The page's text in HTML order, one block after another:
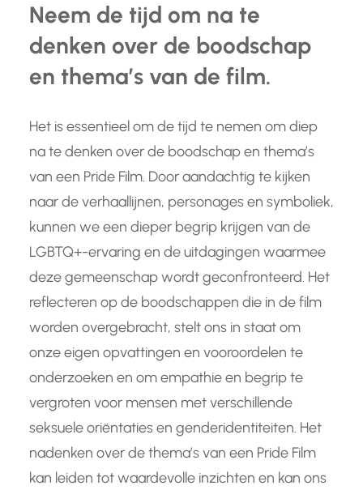
Neem de tijd om na te
denken over de boodschap
en thema’s van de film.
Het is essentieel om de tijd te nemen om diep
na te denken over de boodschap en thema’s
van een Pride Film. Door aandachtig te kijken
naar de verhaallijnen, personages en symboliek,
kunnen we een dieper begrip krijgen van de
LGBTQ+-ervaring en de uitdagingen waarmee
deze gemeenschap wordt geconfronteerd. Het
reflecteren op de boodschappen die in de film
worden overgebracht, stelt ons in staat om
onze eigen opvattingen en vooroordelen te
onderzoeken en om empathie en begrip te
vergroten voor mensen met verschillende
seksuele oriëntaties en genderidentiteiten. Het
nadenken over de thema’s van een Pride Film
kan leiden tot waardevolle inzichten en kan ons